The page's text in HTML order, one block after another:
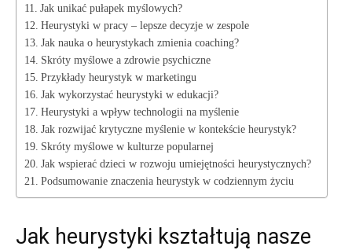
Jak unikać pułapek myślowych?
Heurystyki w pracy – lepsze decyzje w zespole
Jak nauka o heurystykach zmienia coaching?
Skróty myślowe a zdrowie psychiczne
Przykłady heurystyk w marketingu
Jak wykorzystać heurystyki w edukacji?
Heurystyki a wpływ technologii na myślenie
Jak rozwijać krytyczne myślenie w kontekście heurystyk?
Skróty myślowe w kulturze popularnej
Jak wspierać dzieci w rozwoju umiejętności heurystycznych?
Podsumowanie znaczenia heurystyk w codziennym życiu
Jak heurystyki kształtują nasze